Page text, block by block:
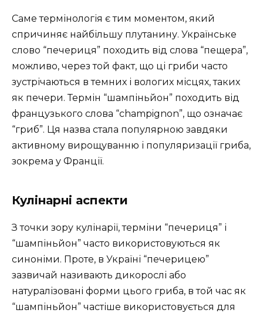
Саме термінологія є тим моментом, який
спричиняє найбільшу плутанину. Українське
слово “печериця” походить від слова “пещера”,
можливо, через той факт, що ці гриби часто
зустрічаються в темних і вологих місцях, таких
як печери. Термін “шампіньйон” походить від
французького слова “champignon”, що означає
“гриб”. Ця назва стала популярною завдяки
активному вирощуванню і популяризації гриба,
зокрема у Франції.
Кулінарні аспекти
З точки зору кулінарії, терміни “печериця” і
“шампіньйон” часто використовуються як
синоніми. Проте, в Україні “печерицею”
зазвичай називають дикорослі або
натуралізовані форми цього гриба, в той час як
“шампіньйон” частіше використовується для